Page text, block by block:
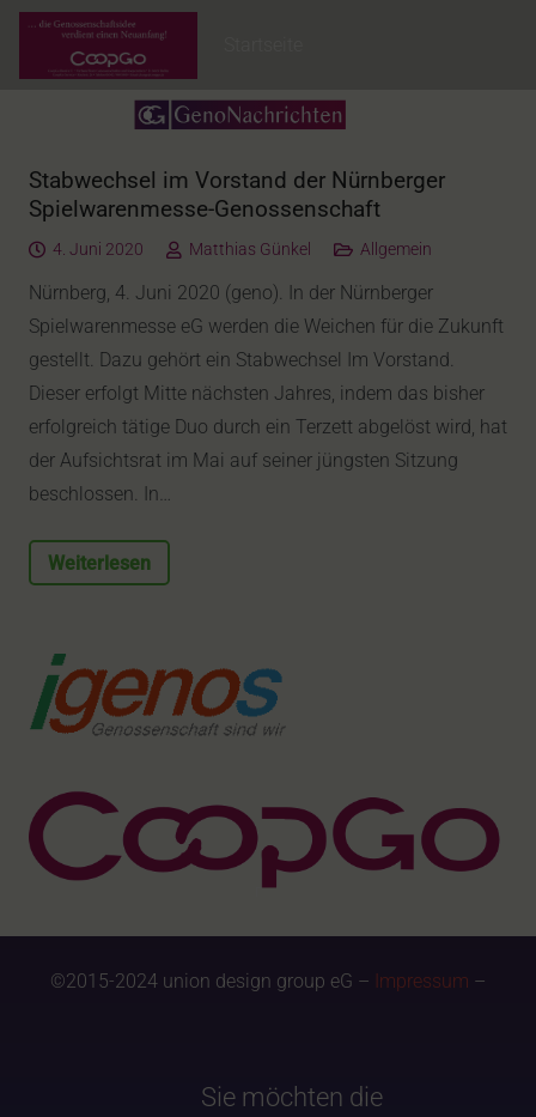
Stabwechsel im Vorstand der Nürnberger
Spielwarenmesse-Genossenschaft
4. Juni 2020 Matthias Günkel Allgemein
Nürnberg, 4. Juni 2020 (geno). In der Nürnberger
Spielwarenmesse eG werden die Weichen für die Zukunft
gestellt. Dazu gehört ein Stabwechsel Im Vorstand.
Dieser erfolgt Mitte nächsten Jahres, indem das bisher
erfolgreich tätige Duo durch ein Terzett abgelöst wird, hat
der Aufsichtsrat im Mai auf seiner jüngsten Sitzung
beschlossen. In…
Weiterlesen
©2015-2024 union design group eG – Impressum –
Sie möchten die